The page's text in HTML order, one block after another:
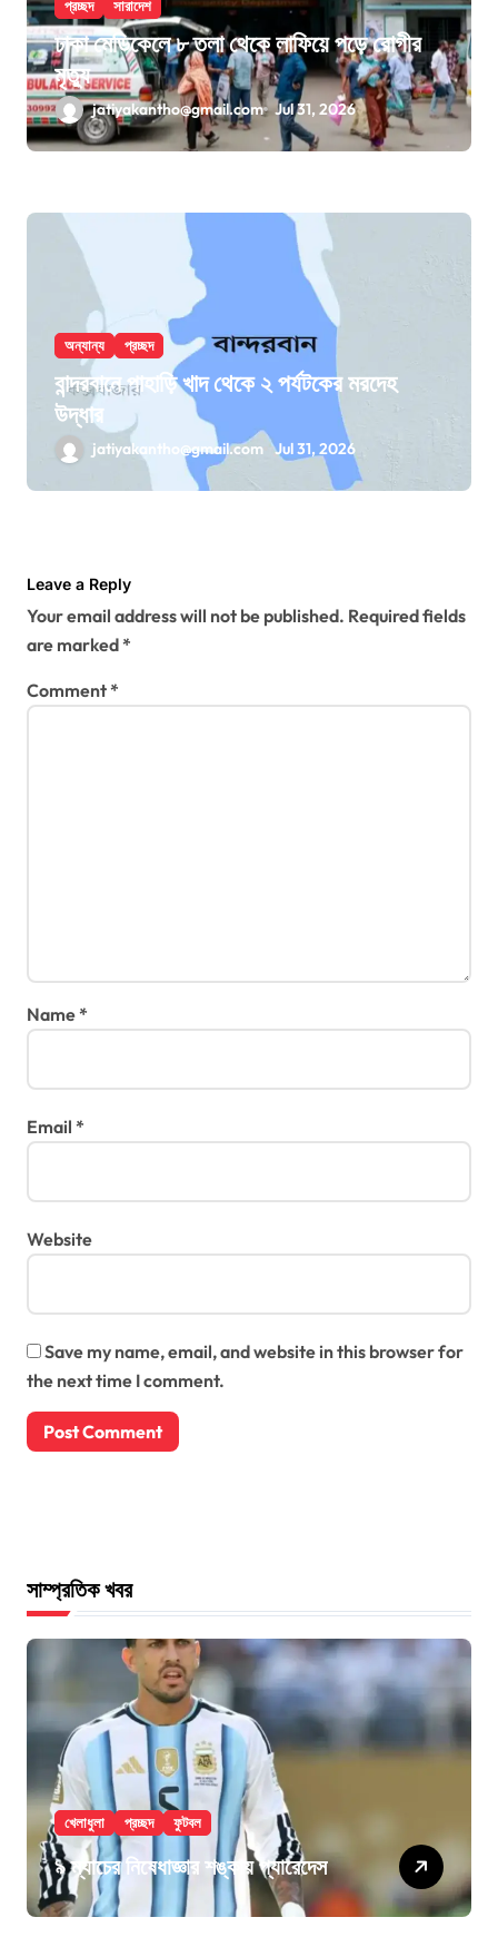
প্রচ্ছদ সারাদেশ
ঢাকা মেডিকেলে ৮ তলা থেকে লাফিয়ে পড়ে রোগীর
মৃত্যু
jatiyakantho@gmail.com Jul 31, 2026
অন্যান্য প্রচ্ছদ
বান্দরবানে পাহাড়ি খাদ থেকে ২ পর্যটকের মরদেহ
উদ্ধার
jatiyakantho@gmail.com Jul 31, 2026
Leave a Reply
Your email address will not be published. Required fields
are marked*
Comment*
Name*
Email *
Website
Save my name, email, and website in this browser for
the next time I comment.
সাম্প্রতিক খবর
খেলাধুলা প্রচ্ছদ ফুটবল
৯ ম্যাচের নিষেধাজ্ঞার শঙ্কায় প্যারেদেস